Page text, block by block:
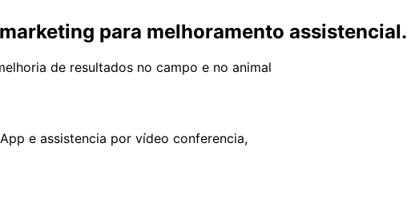
para melhoramento assistencial.
de resultados no campo e no animal
e assistencia por vídeo conferencia,